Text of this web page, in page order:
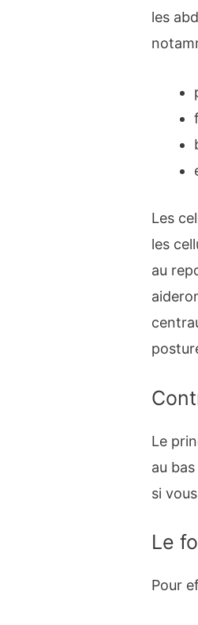
les
Les
les
au
Le
au
si
Le
Pour